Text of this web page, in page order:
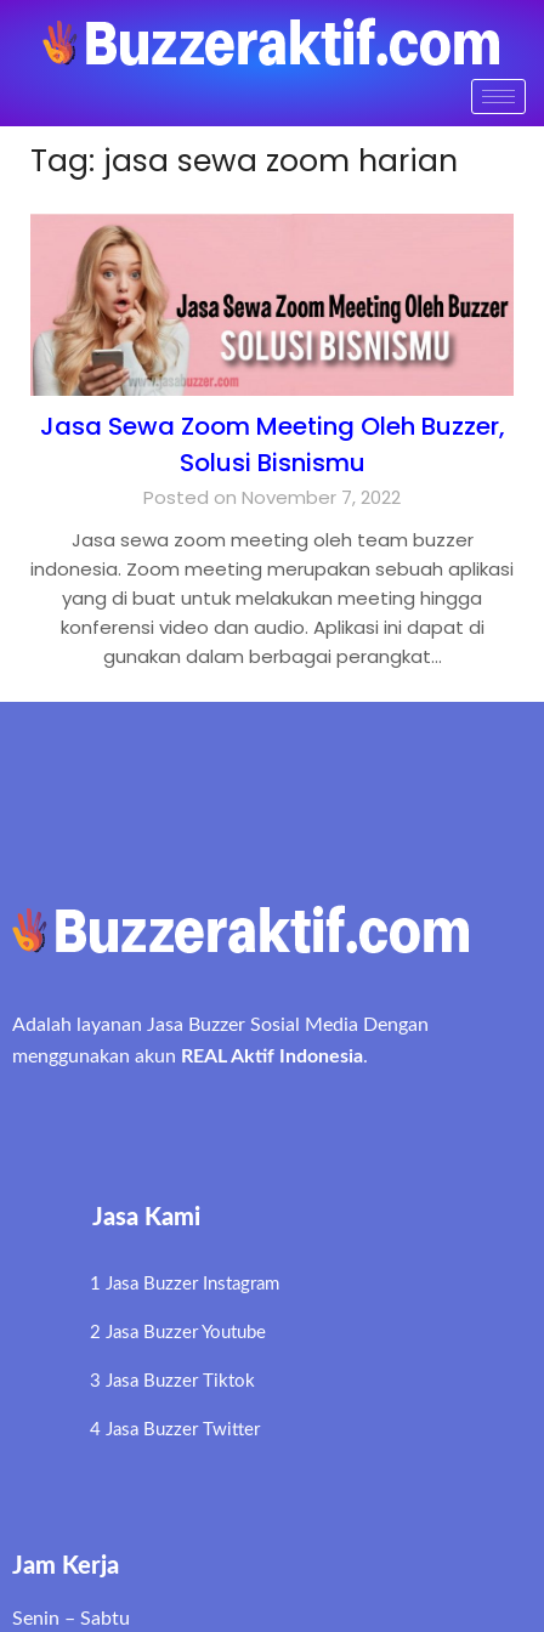
Tag: jasa sewa zoom harian
Jasa Sewa Zoom Meeting Oleh Buzzer,
Solusi Bisnismu
Posted on November 7, 2022
Jasa sewa zoom meeting oleh team buzzer
indonesia. Zoom meeting merupakan sebuah aplikasi
yang di buat untuk melakukan meeting hingga
konferensi video dan audio. Aplikasi ini dapat di
gunakan dalam berbagai perangkat…
Adalah layanan Jasa Buzzer Sosial Media Dengan
menggunakan akun REAL Aktif Indonesia.
Jasa Kami
1 Jasa Buzzer Instagram
2 Jasa Buzzer Youtube
3 Jasa Buzzer Tiktok
4 Jasa Buzzer Twitter
Jam Kerja
Senin – Sabtu